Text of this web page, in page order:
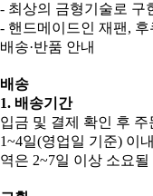
- 최상의 금형기술로 구
- 핸드메이드인 재팬, 후
배송·반품 안내
배송
1. 배송기간
입금 및 결제 확인 후
1~4일(영업일 기준) 이
역은 2~7일 이상 소요